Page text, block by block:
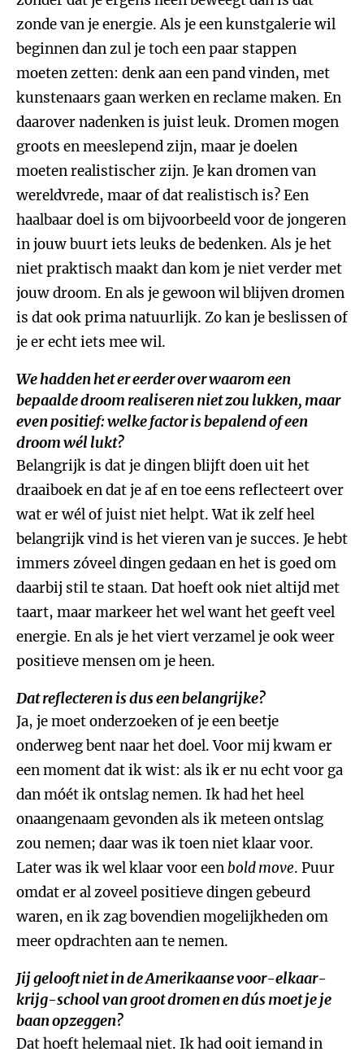
zonde van je energie. Als je een kunstgalerie wil
beginnen dan zul je toch een paar stappen
moeten zetten: denk aan een pand vinden, met
kunstenaars gaan werken en reclame maken. En
daarover nadenken is juist leuk. Dromen mogen
groots en meeslepend zijn, maar je doelen
moeten realistischer zijn. Je kan dromen van
wereldvrede, maar of dat realistisch is? Een
haalbaar doel is om bijvoorbeeld voor de jongeren
in jouw buurt iets leuks de bedenken. Als je het
niet praktisch maakt dan kom je niet verder met
jouw droom. En als je gewoon wil blijven dromen
is dat ook prima natuurlijk. Zo kan je beslissen of
je er echt iets mee wil.
We hadden het er eerder over waarom een
bepaalde droom realiseren niet zou lukken, maar
even positief: welke factor is bepalend of een
droom wél lukt?
Belangrijk is dat je dingen blijft doen uit het
draaiboek en dat je af en toe eens reflecteert over
wat er wél of juist niet helpt. Wat ik zelf heel
belangrijk vind is het vieren van je succes. Je hebt
immers zóveel dingen gedaan en het is goed om
daarbij stil te staan. Dat hoeft ook niet altijd met
taart, maar markeer het wel want het geeft veel
energie. En als je het viert verzamel je ook weer
positieve mensen om je heen.
Dat reflecteren is dus een belangrijke?
Ja, je moet onderzoeken of je een beetje
onderweg bent naar het doel. Voor mij kwam er
een moment dat ik wist: als ik er nu echt voor ga
dan móét ik ontslag nemen. Ik had het heel
onaangenaam gevonden als ik meteen ontslag
zou nemen; daar was ik toen niet klaar voor.
Later was ik wel klaar voor eenbold move. Puur
omdat er al zoveel positieve dingen gebeurd
waren, en ik zag bovendien mogelijkheden om
meer opdrachten aan te nemen.
Jij gelooft niet in de Amerikaanse voor-elkaar-
krijg-school van groot dromen en dús moet je je
baan opzeggen?
Dat hoeft helemaal niet. Ik had ooit iemand in